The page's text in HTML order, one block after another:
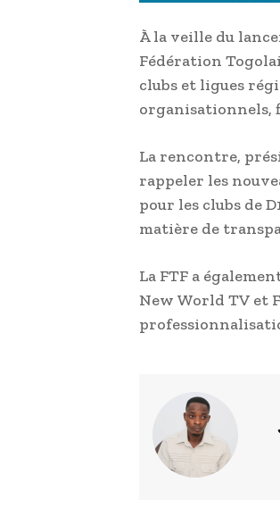
À la veille du
Fédération
clubs et ligues
organisationnels,
La rencontre,
rappeler les
pour les clubs de
matière de
La FTF a
New World TV et